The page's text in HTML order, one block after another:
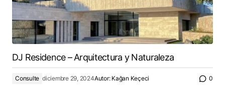
DJ Residence – Arquitectura y Naturaleza
Consulte diciembre 29, 2024Autor: Kağan Keçeci 0